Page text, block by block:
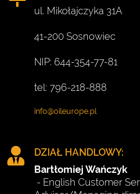
ul. Mikołajczyka 31A
41-200 Sosnowiec
NIP: 644-354-77-81
tel: 796-218-888
DZIAŁ HANDLOWY:
Bartłomiej Wańczyk
- English Customer